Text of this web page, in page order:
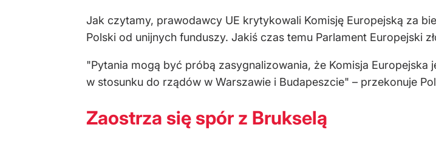
Jak czytamy, prawodawcy UE krytykowali Komisję Europejską za
Polski od unijnych funduszy. Jakiś czas temu Parlament Europejski
"Pytania mogą być próbą zasygnalizowania, że Komisja
w stosunku do rządów w Warszawie i Budapeszcie" – przekonuje
Zaostrza się spór z Brukselą